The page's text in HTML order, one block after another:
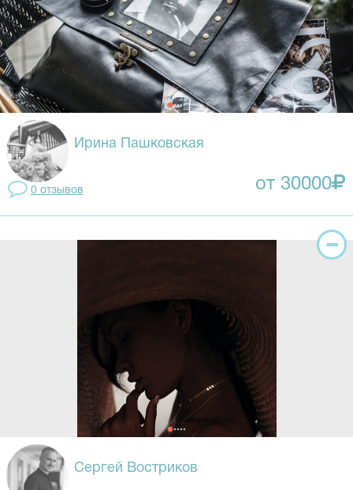
Ирина Пашковская
0 отзывов от 30000
Сергей Востриков